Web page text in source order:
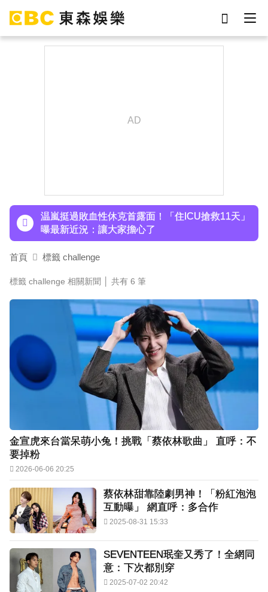
父親節憶亡父淚崩
温嵐挺過敗血性休克首露面！「住ICU搶救11天」
曝最新近況：讓大家擔心了
下載東森App，隨時掌握天下大小事！
許富凱暴瘦7公斤登台！「臉明顯凹陷」嚇壞媽媽
父親節憶亡父淚崩
首頁 標籤 challenge
標籤 challenge 相關新聞 │ 共有 6 筆
金宣虎來台當呆萌小兔！挑戰「蔡依林歌曲」 直呼：不
要掉粉
2026-06-06 20:25
蔡依林甜靠陸劇男神！「粉紅泡泡
互動曝」 網直呼：多合作
2025-08-31 15:33
SEVENTEEN珉奎又秀了！全網同
意：下次都別穿
2025-07-02 20:42